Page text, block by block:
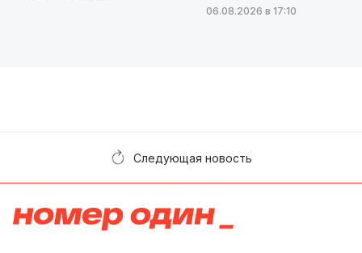
06.08.2026 в 17:10
Следующая новость